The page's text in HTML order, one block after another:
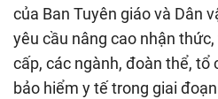
của Ban Tuyên giáo và Dân
yêu cầu nâng cao nhận
cấp, các ngành, đoàn thể, tổ
bảo hiểm y tế trong giai